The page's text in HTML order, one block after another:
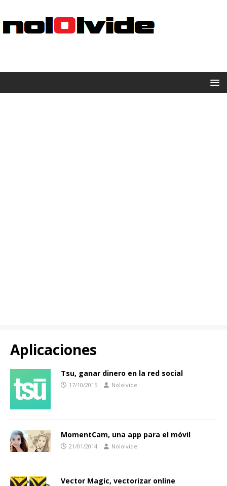
Aplicaciones
Tsu, ganar dinero en la red social
17/10/2015 Nololvide
MomentCam, una app para el móvil
21/01/2014 Nololvide
Vector Magic, vectorizar online